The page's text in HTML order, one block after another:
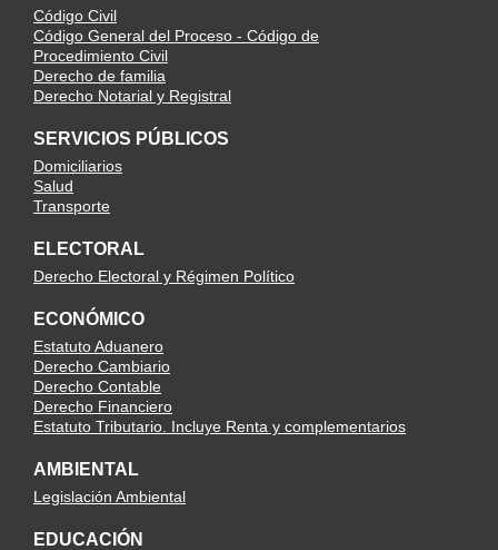
Código Civil
Código General del Proceso - Código de
Procedimiento Civil
Derecho de familia
Derecho Notarial y Registral
SERVICIOS PÚBLICOS
Domiciliarios
Salud
Transporte
ELECTORAL
Derecho Electoral y Régimen Político
ECONÓMICO
Estatuto Aduanero
Derecho Cambiario
Derecho Contable
Derecho Financiero
Estatuto Tributario. Incluye Renta y complementarios
AMBIENTAL
Legislación Ambiental
EDUCACIÓN